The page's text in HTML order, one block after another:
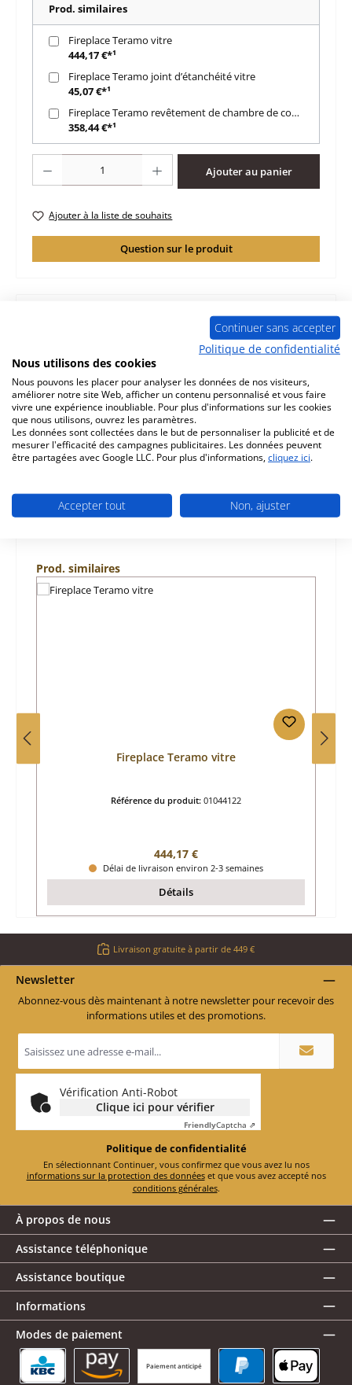
Prod. similaires
Fireplace Teramo vitre
444,17 €*¹
Fireplace Teramo joint d’étanchéité vitre
45,07 €*¹
Fireplace Teramo revêtement de chambre de combustion
358,44 €*¹
Ajouter au panier
Ajouter à la liste de souhaits
Question sur le produit
d‘origine pierre de plaque arrière droit pour le poêle
Fireplace Teramo Fireplace Teramo pierre de plaque
arrière droit don…Plus
Caractéristiques
Informations sur la sécurité du produit
Ignorer la galerie de produits
Prod. similaires
Fireplace Teramo vitre
Référence du produit: 01044122
Prix régulier :
444,17 €
Délai de livraison environ 2-3 semaines
Détails
Livraison gratuite à partir de 449 €
Newsletter
Abonnez-vous dès maintenant à notre newsletter pour recevoir des
informations utiles et des promotions.
e-
mail
*
Vérification Anti-Robot
Clique ici pour vérifier
FriendlyCaptcha ⇗
Politique de confidentialité
En sélectionnant Continuer, vous confirmez que vous avez lu nos
informations sur la protection des données
et que vous avez accepté nos
conditions générales.
À propos de nous
Assistance téléphonique
Assistance boutique
Informations
Modes de paiement
Paiement anticipé
Continuer sans accepter
Politique de confidentialité
Nous utilisons des cookies
Nous pouvons les placer pour analyser les données de nos visiteurs,
améliorer notre site Web, afficher un contenu personnalisé et vous faire
vivre une expérience inoubliable. Pour plus d'informations sur les cookies
que nous utilisons, ouvrez les paramètres.
Les données sont collectées dans le but de personnaliser la publicité et de
mesurer l'efficacité des campagnes publicitaires. Les données peuvent
être partagées avec Google LLC. Pour plus d'informations,cliquez ici.
Accepter tout Non, ajuster